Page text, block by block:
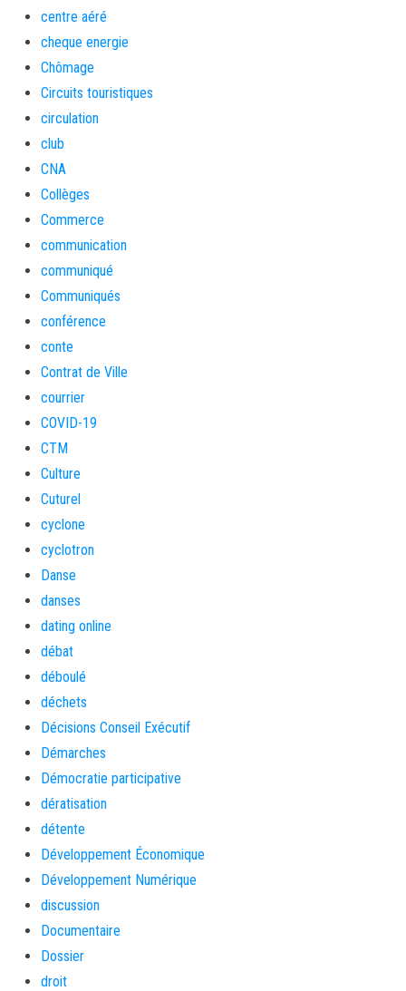
centre aéré
cheque energie
Chômage
Circuits touristiques
circulation
club
CNA
Collèges
Commerce
communication
communiqué
Communiqués
conférence
conte
Contrat de Ville
courrier
COVID-19
CTM
Culture
Cuturel
cyclone
cyclotron
Danse
danses
dating online
débat
déboulé
déchets
Décisions Conseil Exécutif
Démarches
Démocratie participative
dératisation
détente
Développement Économique
Développement Numérique
discussion
Documentaire
Dossier
droit